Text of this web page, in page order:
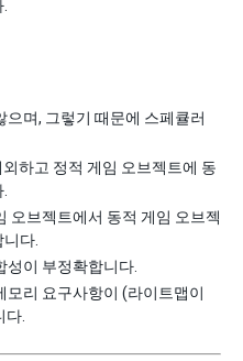
며, 그렇기 때문에 스페큘러
하고 정적 게임 오브젝트에 동
오브젝트에서 동적 게임 오브젝
다.
성이 부정확합니다.
모리 요구사항이 (라이트맵이
다.